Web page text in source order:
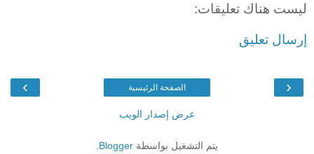
ليست هناك تعليقات:
إرسال تعليق
‹
› الصفحة الرئيسية
عرض إصدار الويب
يتم التشغيل بواسطة Blogger